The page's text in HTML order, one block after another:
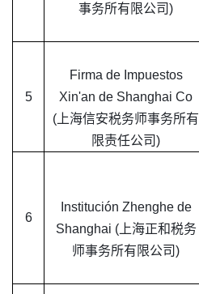
事务所有限公司)
5
Firma de Impuestos
Xin'an de Shanghai Co
(上海信安税务师事务所有
限责任公司)
6
Institución Zhenghe de
Shanghai (上海正和税务
师事务所有限公司)